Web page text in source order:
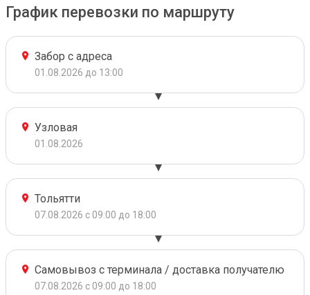
График перевозки по маршруту
Забор с адреса
01.08.2026 до 13:00
Узловая
01.08.2026
Тольятти
07.08.2026 с 09:00 до 18:00
Самовывоз с терминала / доставка получателю
07.08.2026 с 09:00 до 18:00